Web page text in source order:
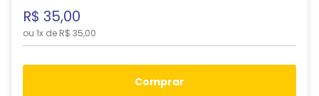
R$ 35,00
ou 1x de R$ 35,00
comprar